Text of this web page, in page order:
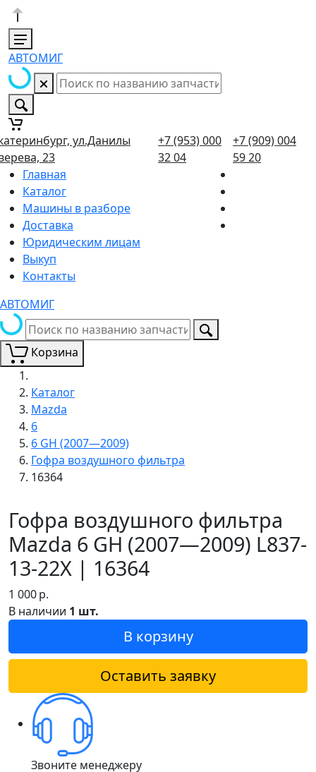
АВТОМИГ
ул.Данилы
23
+7 (953) 000
32 04
+7 (909) 004
59 20
Главная
Каталог
Машины в разборе
Доставка
Юридическим лицам
Выкуп
Контакты
АВТОМИГ
Корзина
Каталог
Mazda
6
6 GH (2007—2009)
Гофра воздушного фильтра
16364
Гофра воздушного фильтра
Mazda 6 GH (2007—2009) L837-
13-22X | 16364
1 000р.
В наличии 1 шт.
В корзину
Оставить заявку
Звоните менеджеру